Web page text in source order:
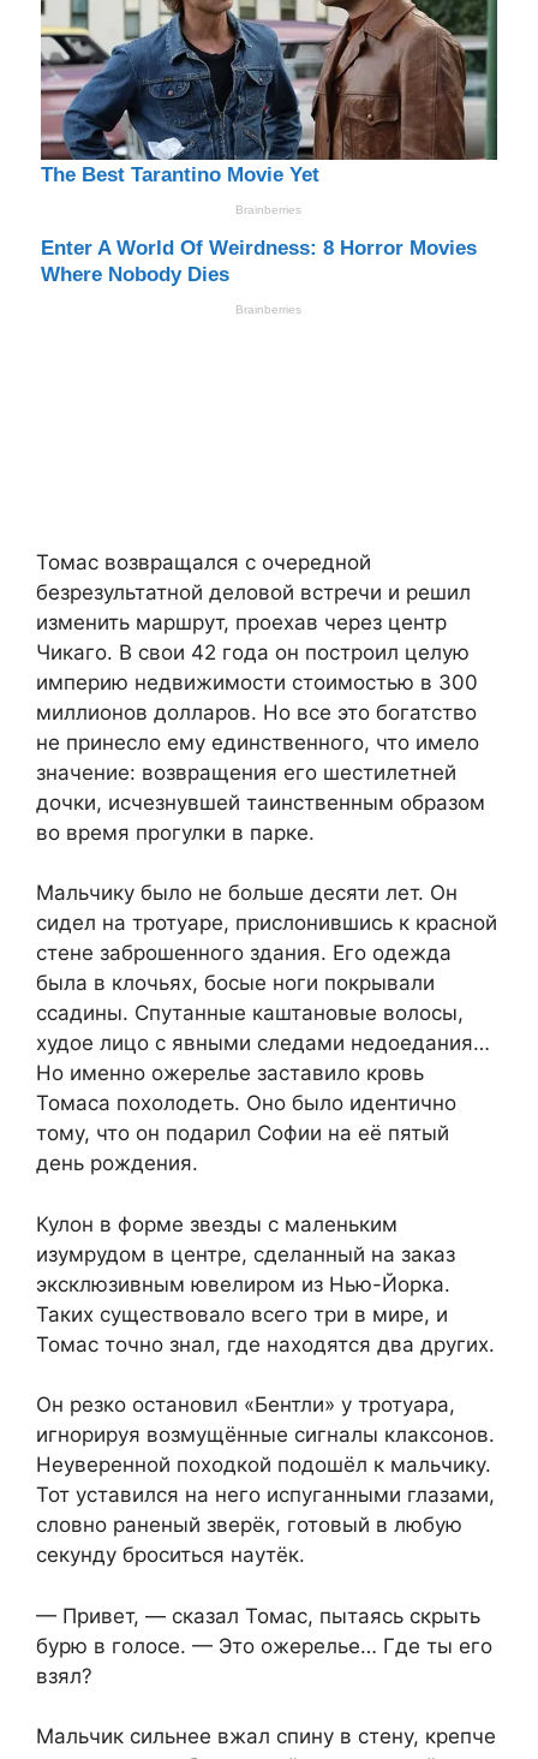
Томас возвращался с очередной
безрезультатной деловой встречи и решил
изменить маршрут, проехав через центр
Чикаго. В свои 42 года он построил целую
империю недвижимости стоимостью в 300
миллионов долларов. Но все это богатство
не принесло ему единственного, что имело
значение: возвращения его шестилетней
дочки, исчезнувшей таинственным образом
во время прогулки в парке.
Мальчику было не больше десяти лет. Он
сидел на тротуаре, прислонившись к красной
стене заброшенного здания. Его одежда
была в клочьях, босые ноги покрывали
ссадины. Спутанные каштановые волосы,
худое лицо с явными следами недоедания…
Но именно ожерелье заставило кровь
Томаса похолодеть. Оно было идентично
тому, что он подарил Софии на её пятый
день рождения.
Кулон в форме звезды с маленьким
изумрудом в центре, сделанный на заказ
эксклюзивным ювелиром из Нью-Йорка.
Таких существовало всего три в мире, и
Томас точно знал, где находятся два других.
Он резко остановил «Бентли» у тротуара,
игнорируя возмущённые сигналы клаксонов.
Неуверенной походкой подошёл к мальчику.
Тот уставился на него испуганными глазами,
словно раненый зверёк, готовый в любую
секунду броситься наутёк.
— Привет, — сказал Томас, пытаясь скрыть
бурю в голосе. — Это ожерелье… Где ты его
взял?
Мальчик сильнее вжал спину в стену, крепче